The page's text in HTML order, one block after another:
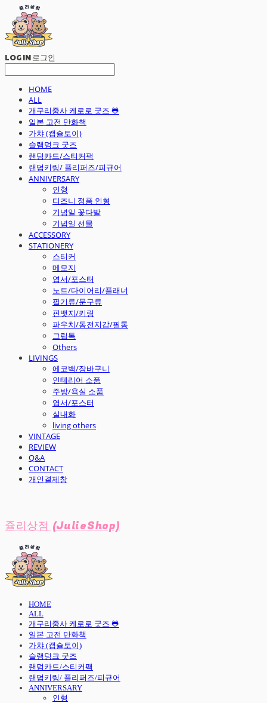
LOG IN로그인
HOME
ALL
개구리중사 케로로 굿즈 🐸
일본 고전 만화책
가챠 (캡슐토이)
슬램덩크 굿즈
랜덤카드/스티커팩
랜덤키링/ 플리퍼즈/피규어
ANNIVERSARY
인형
디즈니 정품 인형
기념일 꽃다발
기념일 선물
ACCESSORY
STATIONERY
스티커
메모지
엽서/포스터
노트/다이어리/플래너
필기류/문구류
핀뱃지/키링
파우치/동전지갑/필통
그립톡
Others
LIVINGS
에코백/장바구니
인테리어 소품
주방/욕실 소품
엽서/포스터
실내화
living others
VINTAGE
REVIEW
Q&A
CONTACT
개인결제창
쥴리상점 (JulieShop)
HOME
ALL
개구리중사 케로로 굿즈 🐸
일본 고전 만화책
가챠 (캡슐토이)
슬램덩크 굿즈
랜덤카드/스티커팩
랜덤키링/ 플리퍼즈/피규어
ANNIVERSARY
인형